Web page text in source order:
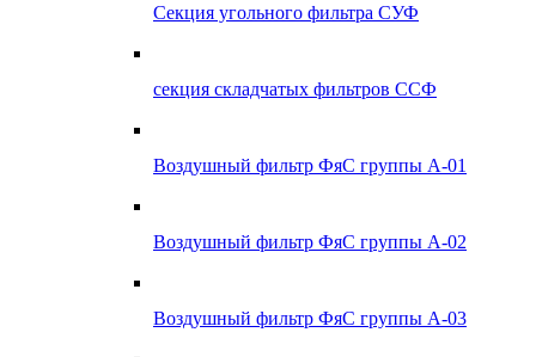
Секция угольного фильтра СУФ
секция складчатых фильтров ССФ
Воздушный фильтр ФяС группы А-01
Воздушный фильтр ФяС группы А-02
Воздушный фильтр ФяС группы А-03